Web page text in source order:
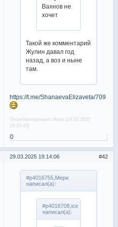
Вахнов не
хочет
Такой же комментарий
Жулин давал год
назад, а воз и ныне
там.
https://t.me/ShanaevaElizaveta/709
Отредактировано Мери (29.03.2025
19:10:43)
0
42
29.03.2025 19:14:06
#p4016755,Мери
написал(а):
#p4016708,ice
написал(а):